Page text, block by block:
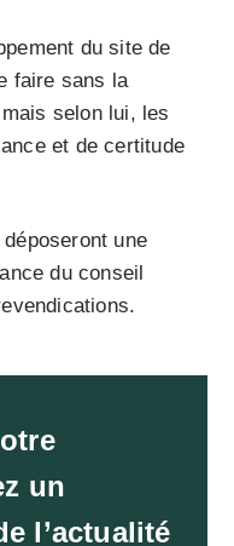
du site de
faire sans la
selon lui, les
et de certitude
une
du conseil
un
l’actualité